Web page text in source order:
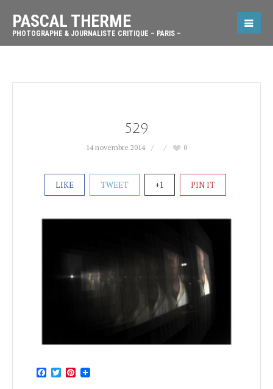
PASCAL THERME
PHOTOGRAPHE & JOURNALISTE CRITIQUE – PARIS –
529
14 novembre 2014 0
LIKE TWEET +1 PIN IT
Facebook
TwitterPinterest